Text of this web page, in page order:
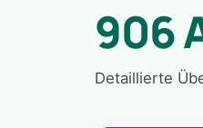
906
Detaillierte